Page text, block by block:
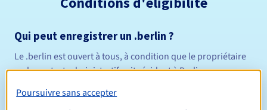
Qui peut enregistrer un .berlin ?
Le .berlin est ouvert à tous, à condition que le propriétaire
ou le contact administratif soit résident à Berlin.
Poursuivre sans accepter